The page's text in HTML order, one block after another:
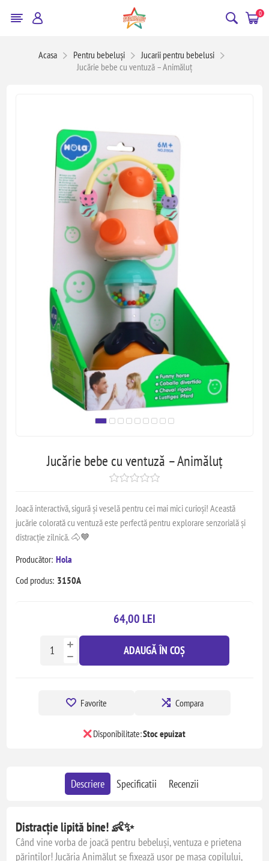
0
Acasa Pentru bebeluși
Jucarii pentru bebelusi
Jucărie bebe cu ventuză – Animăluț
Jucărie bebe cu ventuză – Animăluț
Joacă interactivă, sigură și veselă pentru cei mai mici curioși! Această
jucărie colorată cu ventuză este perfectă pentru explorare senzorială și
distracție zilnică. 🐴🧡
Producător: Hola
Cod produs: 3150A
64,00 LEI
ADAUGĂ ÎN COȘ
Favorite Compara
Disponibilitate:Stoc epuizat
Descriere Specificatii Recenzii
Distracție lipită bine! 👶✨
Când vine vorba de joacă pentru bebeluși, ventuza e prietena
părinților! Jucăria Animăluț se fixează ușor pe masa copilului,